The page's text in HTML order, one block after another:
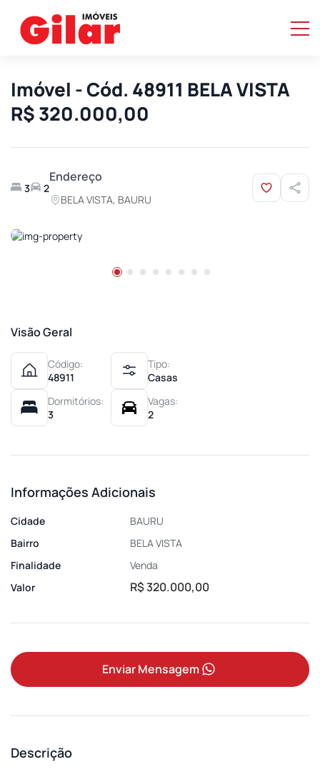
Imóvel - Cód. 48911 BELA VISTA
R$ 320.000,00
3 2
Endereço
BELA VISTA, BAURU
Visão Geral
Código:
48911
Tipo:
Casas
Dormitórios:
3
Vagas:
2
Informações Adicionais
Cidade
BAURU
Bairro
BELA VISTA
Finalidade
Venda
Valor
R$ 320.000,00
Enviar Mensagem
Descrição